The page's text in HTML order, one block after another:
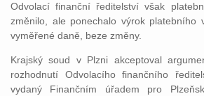
Odvolací finanční ředitelství však
změnilo, ale ponechalo výrok platebního
vyměřené daně, beze změny.
Krajský soud v Plzni akceptoval
rozhodnutí Odvolacího finančního
vydaný Finančním úřadem pro